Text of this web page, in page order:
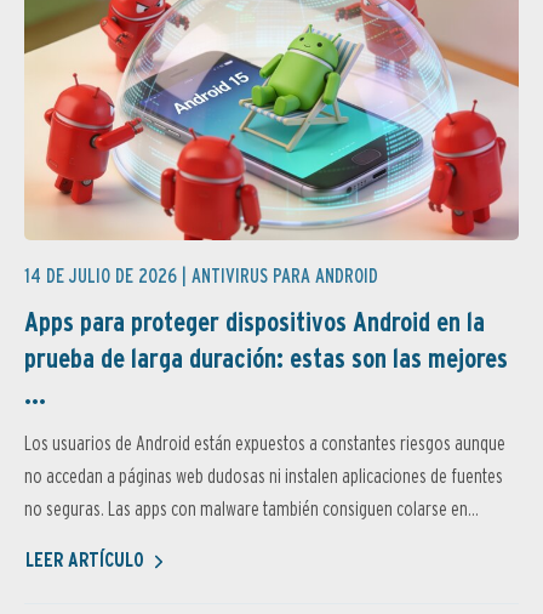
14 DE JULIO DE 2026 | ANTIVIRUS PARA ANDROID
Apps para proteger dispositivos Android en la
prueba de larga duración: estas son las mejores
...
Los usuarios de Android están expuestos a constantes riesgos aunque
no accedan a páginas web dudosas ni instalen aplicaciones de fuentes
no seguras. Las apps con malware también consiguen colarse en...
LEER ARTÍCULO